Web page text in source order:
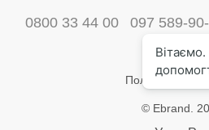
0800 33 44 00 097 589-
Наши
Полная версия
© Ebrand.